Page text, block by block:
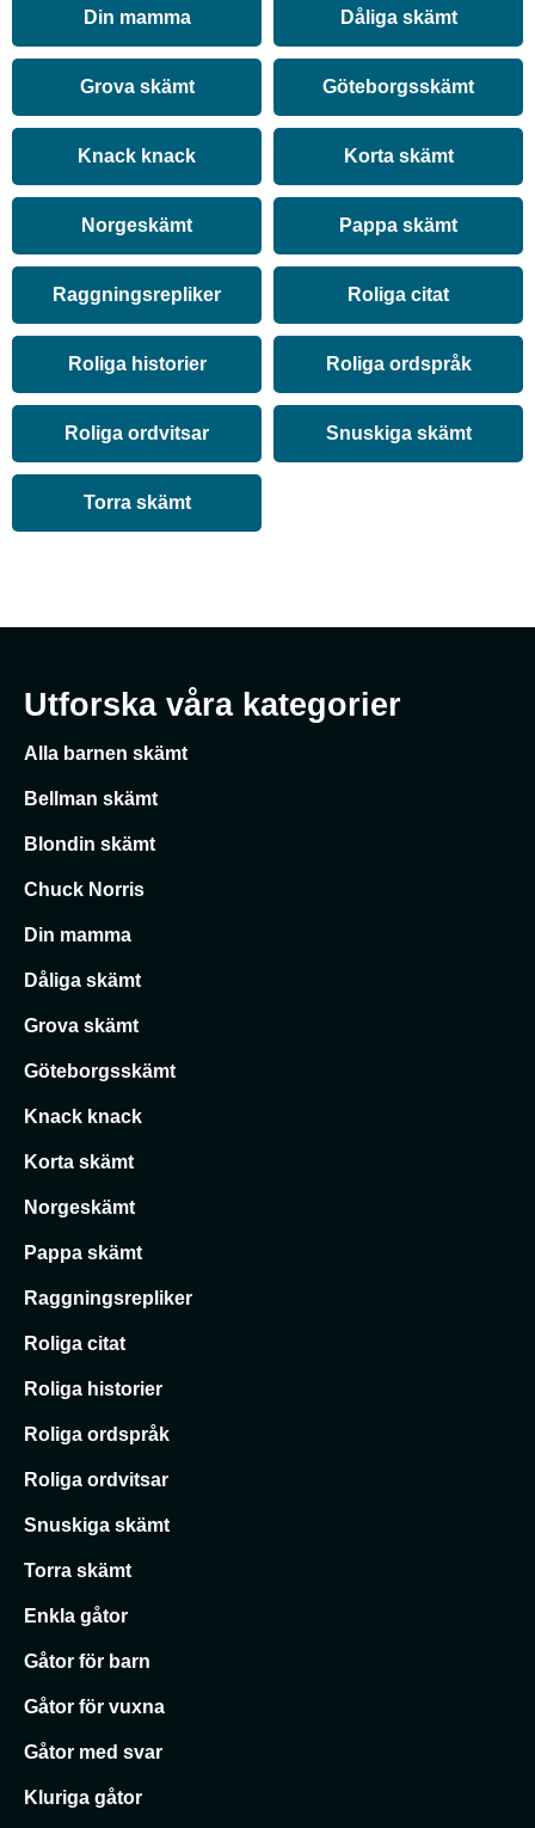
Din mamma Dåliga skämt
Grova skämt Göteborgsskämt
Knack knack Korta skämt
Norgeskämt Pappa skämt
Raggningsrepliker Roliga citat
Roliga historier Roliga ordspråk
Roliga ordvitsar Snuskiga skämt
Torra skämt
Utforska våra kategorier
Alla barnen skämt
Bellman skämt
Blondin skämt
Chuck Norris
Din mamma
Dåliga skämt
Grova skämt
Göteborgsskämt
Knack knack
Korta skämt
Norgeskämt
Pappa skämt
Raggningsrepliker
Roliga citat
Roliga historier
Roliga ordspråk
Roliga ordvitsar
Snuskiga skämt
Torra skämt
Enkla gåtor
Gåtor för barn
Gåtor för vuxna
Gåtor med svar
Kluriga gåtor